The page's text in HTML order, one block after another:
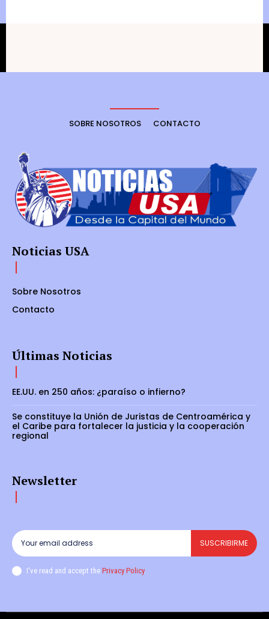
SOBRE NOSOTROS CONTACTO
Noticias USA
Sobre Nosotros
Contacto
Últimas Noticias
EE.UU. en 250 años: ¿paraíso o infierno?
Se constituye la Unión de Juristas de Centroamérica y
el Caribe para fortalecer la justicia y la cooperación
regional
Newsletter
SUSCRIBIRME
I've read and accept the Privacy Policy.